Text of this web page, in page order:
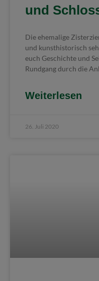
und
Die ehemalige
und kunsthistorisch
euch Geschichte und
Rundgang durch die
Weiterlesen
26. Juli 2020